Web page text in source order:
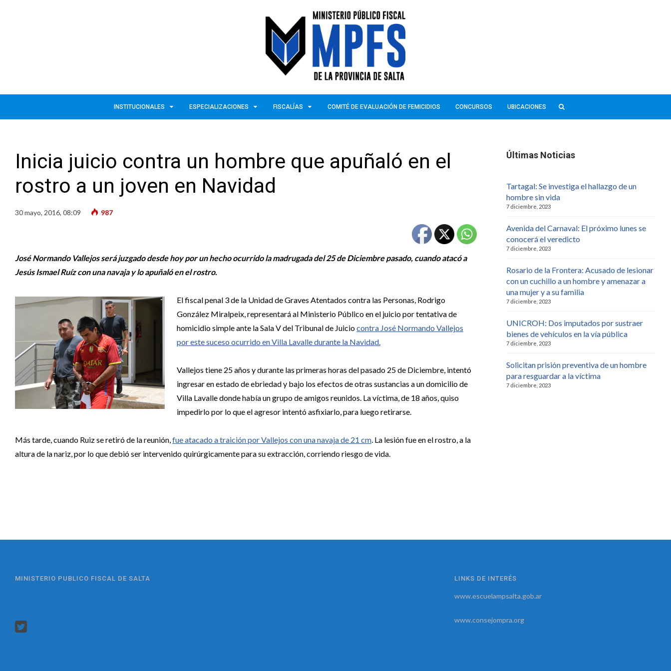
INSTITUCIONALES ESPECIALIZACIONES FISCALÍAS COMITÉ DE EVALUACIÓN DE FEMICIDIOS CONCURSOS UBICACIONES
Inicia juicio contra un hombre que apuñaló en el
rostro a un joven en Navidad
30 mayo, 2016, 08:09 987
José Normando Vallejos será juzgado desde hoy por un hecho ocurrido la madrugada del 25 de Diciembre pasado, cuando atacó a
Jesús Ismael Ruíz con una navaja y lo apuñaló en el rostro.
El fiscal penal 3 de la Unidad de Graves Atentados contra las Personas, Rodrigo
González Miralpeix, representará al Ministerio Público en el juicio por tentativa de
homicidio simple ante la Sala V del Tribunal de Juiciocontra José Normando Vallejos
por este suceso ocurrido en Villa Lavalle durante la Navidad.
Vallejos tiene 25 años y durante las primeras horas del pasado 25 de Diciembre, intentó
ingresar en estado de ebriedad y bajo los efectos de otras sustancias a un domicilio de
Villa Lavalle donde había un grupo de amigos reunidos. La víctima, de 18 años, quiso
impedirlo por lo que el agresor intentó asfixiarlo, para luego retirarse.
Más tarde, cuando Ruiz se retiró de la reunión, fue atacado a traición por Vallejos con una navaja de 21 cm . La lesión fue en el rostro, a la
altura de la nariz, por lo que debió ser intervenido quirúrgicamente para su extracción, corriendo riesgo de vida.
Últimas Noticias
Tartagal: Se investiga el hallazgo de un
hombre sin vida
7 diciembre, 2023
Avenida del Carnaval: El próximo lunes se
conocerá el veredicto
7 diciembre, 2023
Rosario de la Frontera: Acusado de lesionar
con un cuchillo a un hombre y amenazar a
una mujer y a su familia
7 diciembre, 2023
UNICROH: Dos imputados por sustraer
bienes de vehículos en la vía pública
7 diciembre, 2023
Solicitan prisión preventiva de un hombre
para resguardar a la víctima
7 diciembre, 2023
MINISTERIO PUBLICO FISCAL DE SALTA LINKS DE INTERÉS
www.escuelampsalta.gob.ar
www.consejompra.org